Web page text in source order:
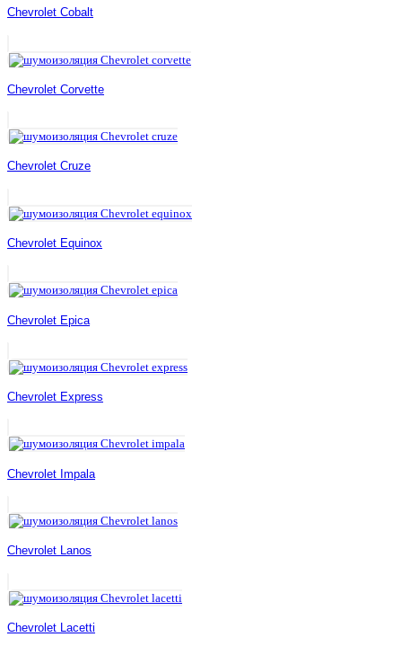
Chevrolet Cobalt
Chevrolet Corvette
Chevrolet Cruze
Chevrolet Equinox
Chevrolet Epica
Chevrolet Express
Chevrolet Impala
Chevrolet Lanos
Chevrolet Lacetti